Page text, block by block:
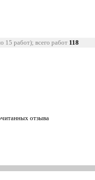
15 работ); всего работ 118
отзыва